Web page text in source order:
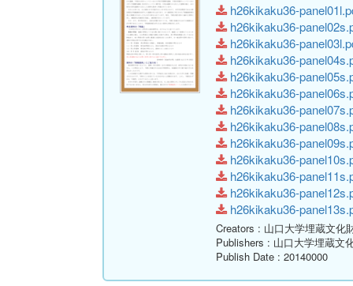
h26kikaku36-
h26kikaku36-
h26kikaku36-
h26kikaku36-
h26kikaku36-
h26kikaku36-
h26kikaku36-
h26kikaku36-
h26kikaku36-
h26kikaku36-
h26kikaku36-
h26kikaku36-
h26kikaku36-
Creators : 山口大学埋蔵文化
Publishers : 山口大学埋蔵文
Publish Date : 20140000